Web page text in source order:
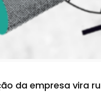
da empresa vira